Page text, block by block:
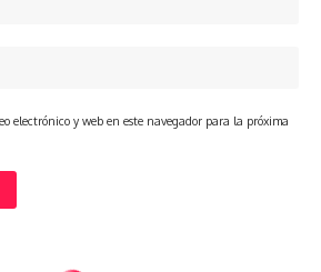
electrónico y web en este navegador para la próxima